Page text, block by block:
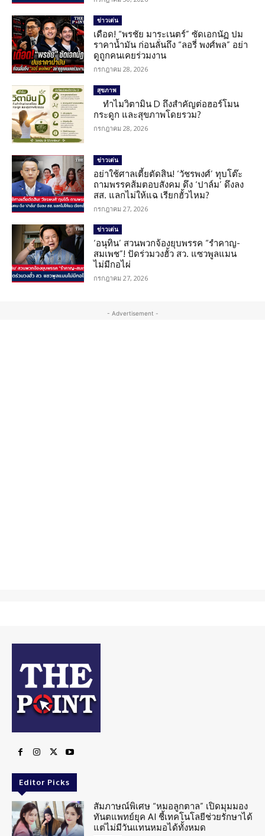
ข่าวเด่น
เดือด! “พรชัย มาระเนตร์” ซัดเอกนัฏ ปม
ราคาน้ำมัน ก่อนลั่นถึง “ลอรี่ พงศ์พล” อย่า
ดูถูกคนเคยร่วมงาน
กรกฎาคม 28, 2026
สุขภาพ
ทำไมวิตามิน D ถึงสำคัญต่อฮอร์โมน
กระดูก และสุขภาพโดยรวม?
กรกฎาคม 28, 2026
ข่าวเด่น
อย่าใช้ศาลเตี้ยตัดสิน! ‘วัชรพงศ์’ ทุบโต๊ะ
ถามพรรคส้มตอบสังคม ดึง ‘ปาล์ม’ ดึงลง
สส. แลกไม่ให้แฉ เรียกฮั้วไหม?
กรกฎาคม 27, 2026
ข่าวเด่น
‘อนุทิน’ สวนพวกจ้องยุบพรรค “รำคาญ-
สมเพช”! ปัดร่วมวงฮั้ว สว. แซวพูลแมน
ไม่มีกอไผ่
กรกฎาคม 27, 2026
- Advertisement -
Editor Picks
สัมภาษณ์พิเศษ “หมอลูกตาล” เปิดมุมมอง
ทันตแพทย์ยุค AI ชี้เทคโนโลยีช่วยรักษาได้
แต่ไม่มีวันแทนหมอได้ทั้งหมด